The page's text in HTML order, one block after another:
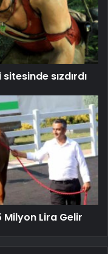
sızdırdı
Milyon Lira Gelir